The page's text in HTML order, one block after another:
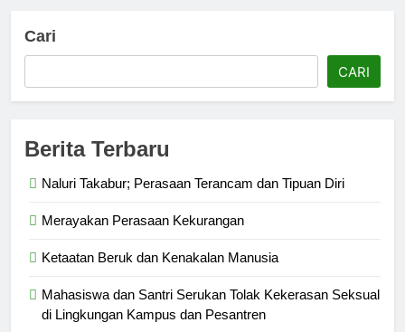
Cari
CARI
Berita Terbaru
Naluri Takabur; Perasaan Terancam dan Tipuan Diri
Merayakan Perasaan Kekurangan
Ketaatan Beruk dan Kenakalan Manusia
Mahasiswa dan Santri Serukan Tolak Kekerasan Seksual
di Lingkungan Kampus dan Pesantren